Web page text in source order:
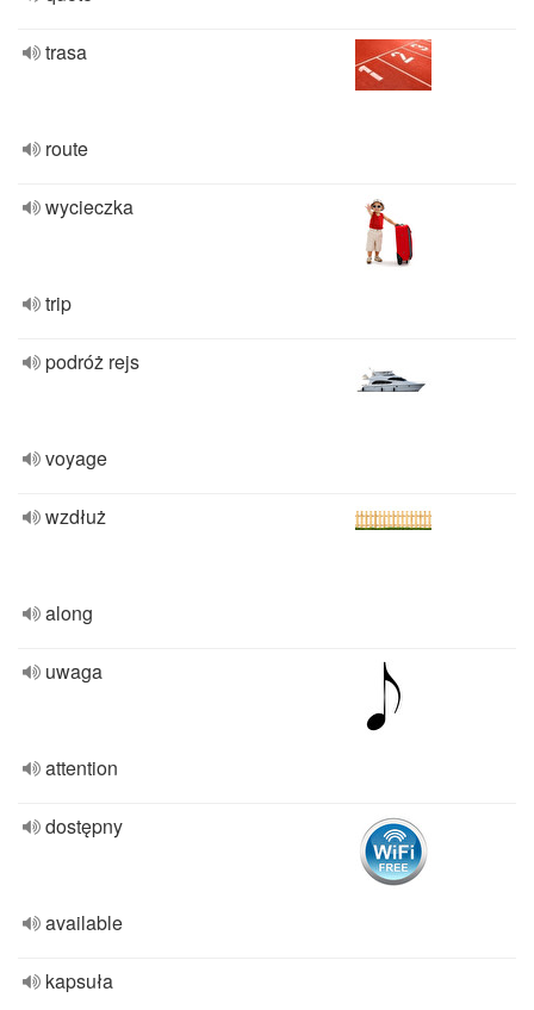
trasa
route
wycieczka
trip
podróż rejs
voyage
wzdłuż
along
uwaga
attention
dostępny
available
kapsuła